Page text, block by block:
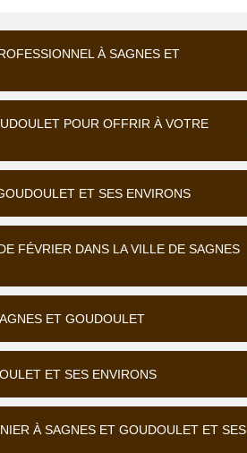
À SAGNES ET
POUR OFFRIR À VOTRE
ET SES ENVIRONS
FÉVRIER DANS LA VILLE DE SAGNES
ET GOUDOULET
ET SES ENVIRONS
À SAGNES ET GOUDOULET ET SES